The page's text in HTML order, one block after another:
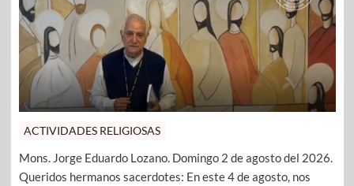
ACTIVIDADES RELIGIOSAS
Mons. Jorge Eduardo Lozano. Domingo 2 de agosto del 2026.
Queridos hermanos sacerdotes: En este 4 de agosto, nos